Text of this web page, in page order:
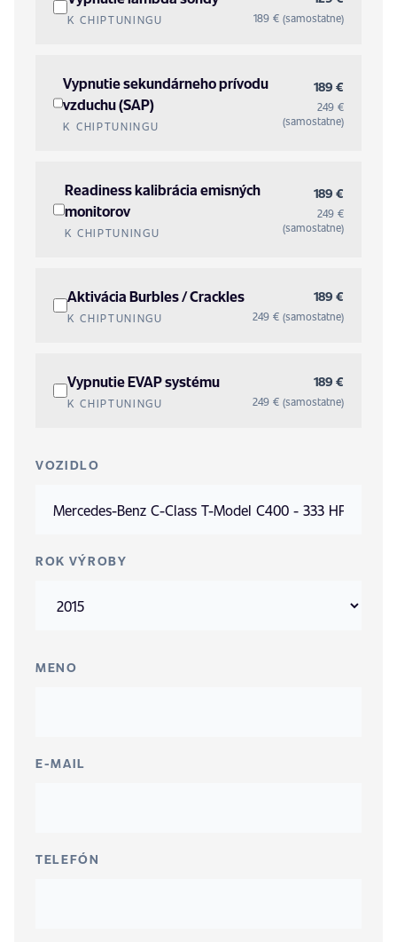
K CHIPTUNINGU 189 € (samostatne)
Vypnutie sekundárneho prívodu
vzduchu (SAP)
K CHIPTUNINGU
189 €
249 €
(samostatne)
Readiness kalibrácia emisných
monitorov
K CHIPTUNINGU
189 €
249 €
(samostatne)
Aktivácia Burbles / Crackles
K CHIPTUNINGU
189 €
249 € (samostatne)
Vypnutie EVAP systému
K CHIPTUNINGU
189 €
249 € (samostatne)
VOZIDLO
ROK VÝROBY
MENO
E-MAIL
TELEFÓN